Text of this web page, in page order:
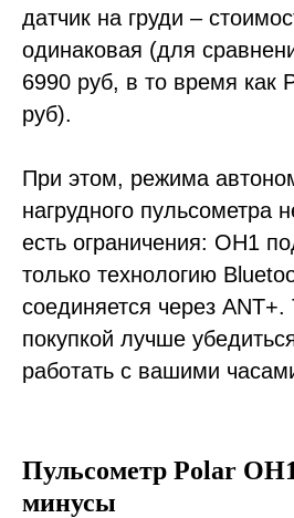
датчик на груди –
одинаковая (для
6990 руб, в то время как
руб).
При этом, режима
нагрудного пульсометра
есть ограничения: OH1
только технологию
соединяется через ANT+.
покупкой лучше
работать с вашими
Пульсометр Polar
минусы